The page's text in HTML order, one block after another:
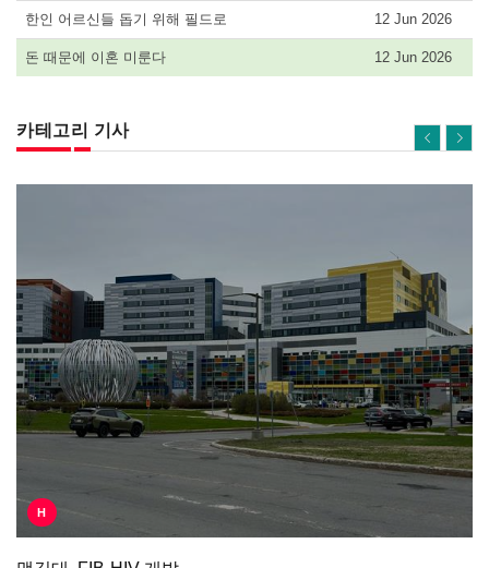
한인 어르신들 돕기 위해 필드로 12 Jun 2026
돈 때문에 이혼 미룬다 12 Jun 2026
카테고리 기사
H